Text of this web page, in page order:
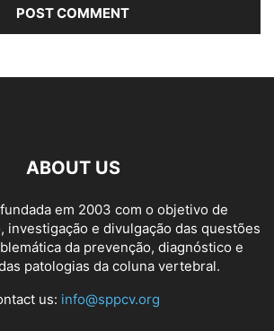
ABOUT US
em 2003 com o objetivo de
investigação e divulgação das questões
da prevenção, diagnóstico e
patologias da coluna vertebral.
us: info@sppcv.org